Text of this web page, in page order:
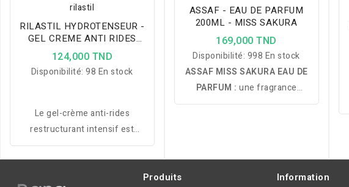
rilastil
RILASTIL HYDROTENSEUR -
GEL CREME ANTI RIDES
RESTRUCTURANT 40ML
124,000 TND
Disponibilité:98 En stock
Le gel-crème anti-rides
restructurant intensif est
spécialement conçu pour les
peaux mixtes. Il améliore
ASSAF - EAU DE PARFUM
200ML - MISS SAKURA
169,000 TND
Disponibilité: 998 En stock
ASSAF MISS SAKURA EAU DE
PARFUM : une fragrance
féminine florale et fruitée
Produits Information